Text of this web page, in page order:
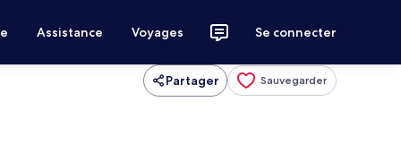
Assistance Voyages Se connecter
Partager Sauvegarder